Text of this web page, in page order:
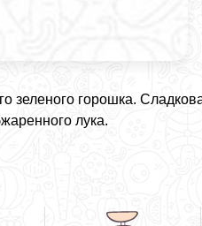
зеленого горошка.
лука.